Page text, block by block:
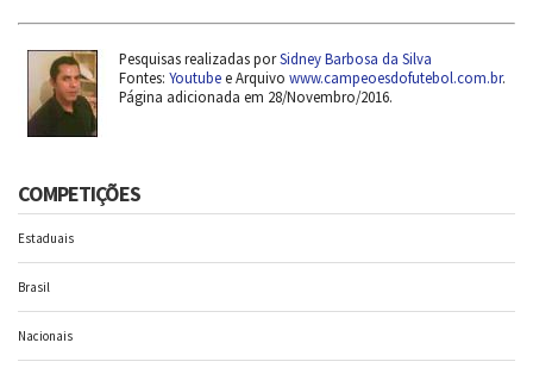
Pesquisas realizadas porSidney Barbosa da Silva
Fontes: Youtubee Arquivo www.campeoesdofutebol.com.br.
Página adicionada em 28/Novembro/2016.
COMPETIÇÕES
Estaduais
Brasil
Nacionais